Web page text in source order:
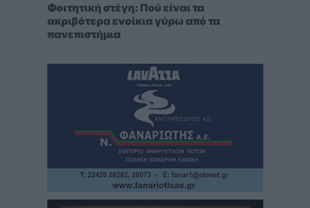
Φοιτητική στέγη: Πού είναι τα
ακριβότερα ενοίκια γύρω από τα
πανεπιστήμια